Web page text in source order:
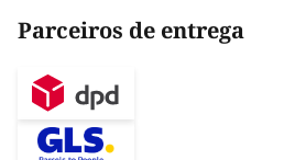
Parceiros de entrega